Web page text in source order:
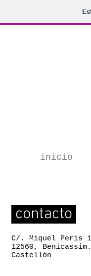
inicio
contacto
C/. Miquel Peris
12560, Benicassim.
Castellón